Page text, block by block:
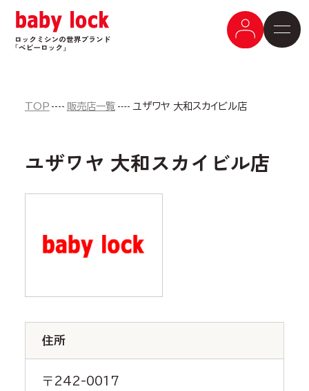
TOP 販売店一覧 ユザワヤ 大和スカイビル店
ユザワヤ 大和スカイビル店
住所
〒242-0017